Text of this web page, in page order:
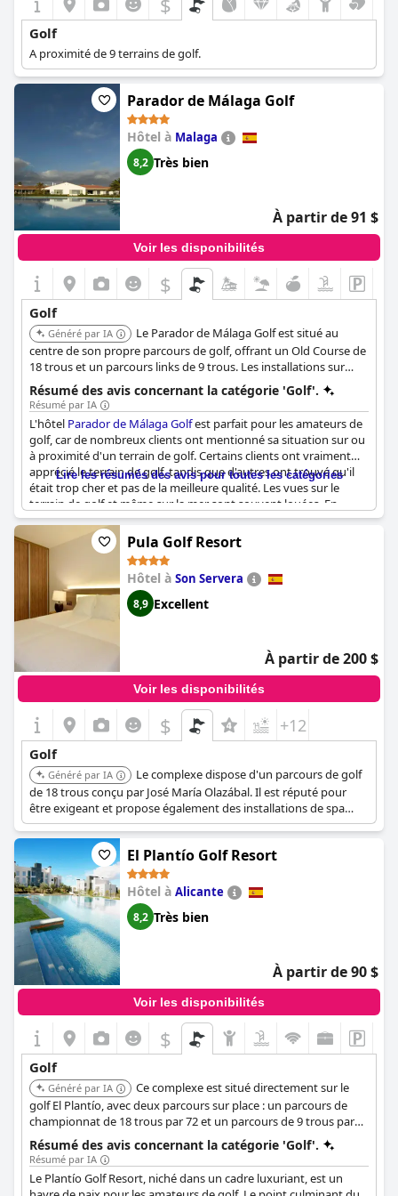
Golf
A proximité de 9 terrains de golf.
Parador de Málaga Golf
Hôtel à Malaga
8,2 Très bien
À partir de 91 $
Voir les disponibilités
$
Golf
Généré par IA
Le Parador de Málaga Golf est situé au
centre de son propre parcours de golf, offrant un Old Course de
18 trous et un parcours links de 9 trous. Les installations sur
place comprennent une école de golf, des putting greens, des
approach greens et la location de clubs.
Résumé des avis concernant la catégorie 'Golf'.
Résumé par IA
L'hôtel Parador de Málaga Golfest parfait pour les amateurs de
golf, car de nombreux clients ont mentionné sa situation sur ou
à proximité d'un terrain de golf. Certains clients ont vraiment
apprécié le terrain de golf, tandis que d'autres ont trouvé qu'il
était trop cher et pas de la meilleure qualité. Les vues sur le
terrain de golf et même sur la mer sont souvent louées. En
dehors du golf, l'hôtel lui-même a été décrit comme beau et
moderne, avec une bonne cuisine et une atmosphère paisible.
Certains clients ont également apprécié le parcours de pich et
de put. Cependant, quelques critiques ont noté que le terrain de
golf avait peut-être connu des jours meilleurs. Bien que situé à
proximité de l'aéroport, l'hôtel offre un cadre paisible aux
golfeurs qui souhaitent profiter de leurs vacances.
Lire les résumés des avis pour toutes les catégories
Pula Golf Resort
Hôtel à Son Servera
8,9 Excellent
À partir de 200 $
Voir les disponibilités
$ +12
Golf
Généré par IA
Le complexe dispose d'un parcours de golf
de 18 trous conçu par José María Olazábal. Il est réputé pour
être exigeant et propose également des installations de spa
uniques pour se détendre après une partie de golf.
El Plantío Golf Resort
Hôtel à Alicante
8,2 Très bien
À partir de 90 $
Voir les disponibilités
$
Golf
Généré par IA
Ce complexe est situé directement sur le
golf El Plantío, avec deux parcours sur place : un parcours de
championnat de 18 trous par 72 et un parcours de 9 trous par
27. Il propose une académie de golf, un practice et un pro shop,
offrant des installations de golf complètes.
Résumé des avis concernant la catégorie 'Golf'.
Résumé par IA
Le Plantío Golf Resort, niché dans un cadre luxuriant, est un